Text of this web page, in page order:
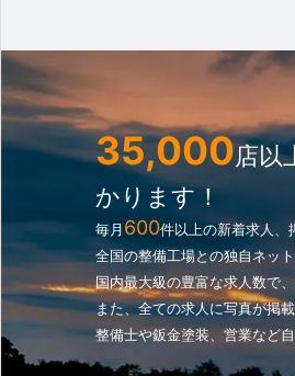
35,000店以
かります！
毎月600件以上の新着求人、
全国の整備工場との独自ネッ
国内最大級の豊富な求人数で
また、全ての求人に写真が掲
整備士や鈑金塗装、営業など